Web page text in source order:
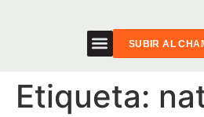
SUBIR AL
Etiqueta: